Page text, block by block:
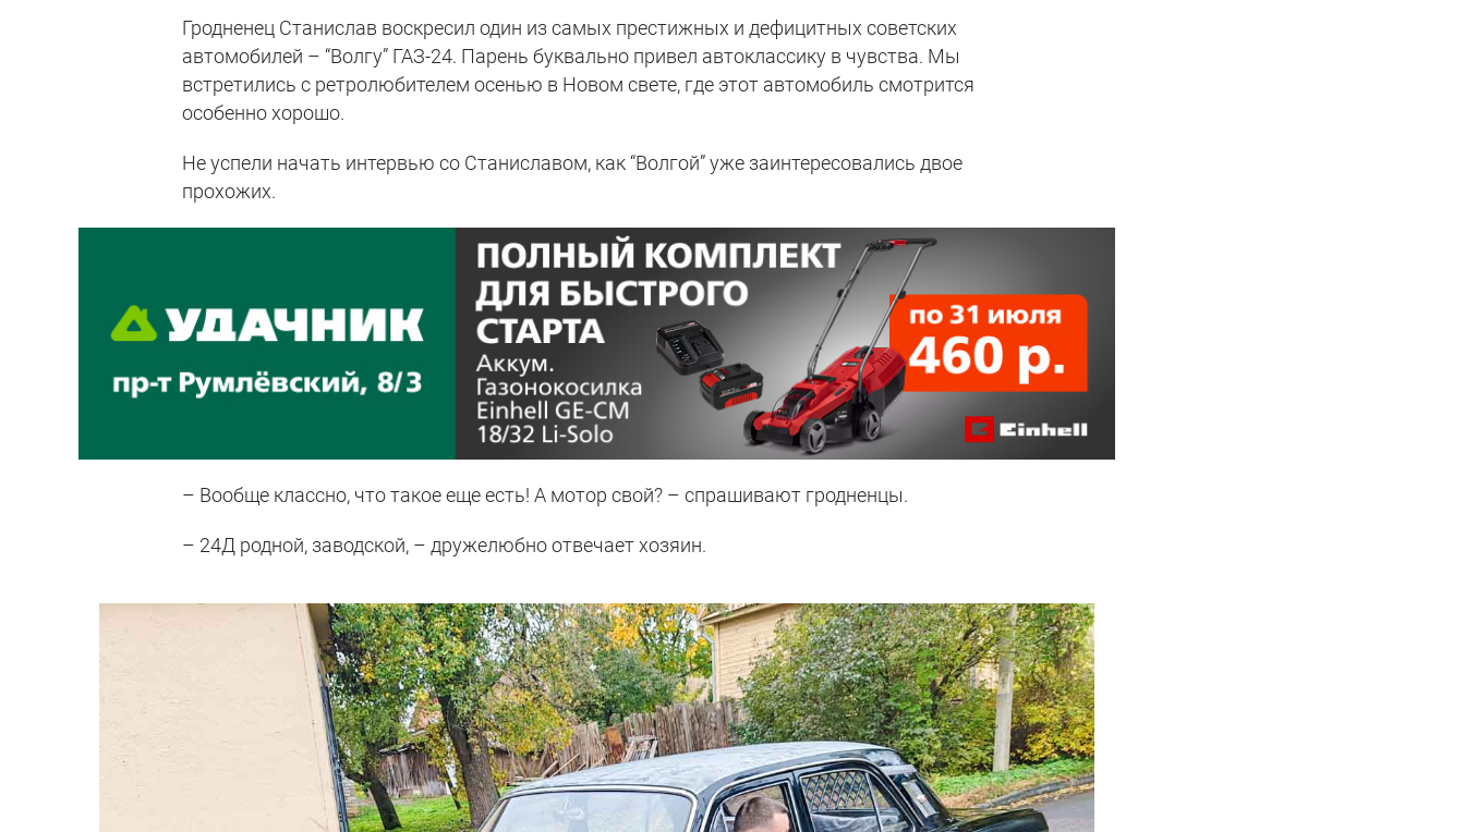
Гродненец Станислав воскресил один из самых престижных и дефицитных советских
автомобилей – “Волгу” ГАЗ-24. Парень буквально привел автоклассику в чувства. Мы
встретились с ретролюбителем осенью в Новом свете, где этот автомобиль смотрится
особенно хорошо.
Не успели начать интервью со Станиславом, как “Волгой” уже заинтересовались двое
прохожих.
– Вообще классно, что такое еще есть! А мотор свой? – спрашивают гродненцы.
– 24Д родной, заводской, – дружелюбно отвечает хозяин.